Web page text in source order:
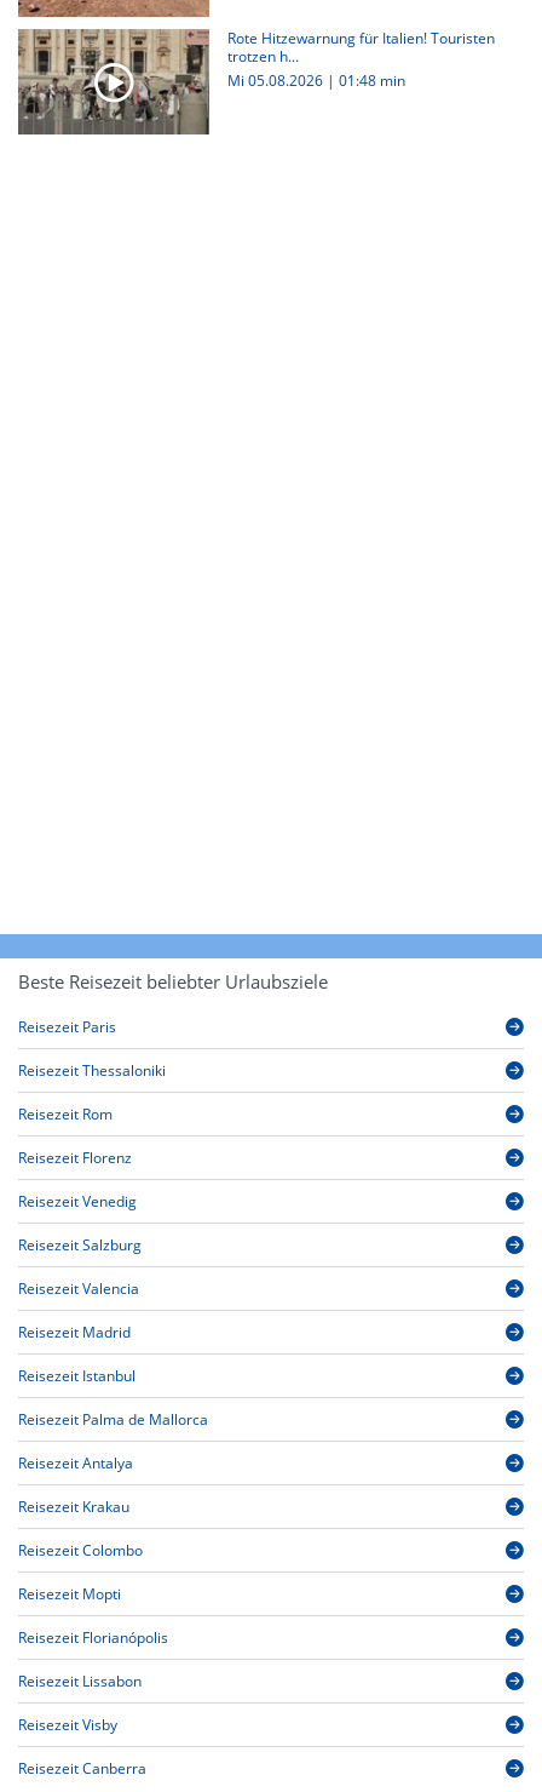
Rote Hitzewarnung für Italien! Touristen
trotzen h...
Mi 05.08.2026 | 01:48 min
Beste Reisezeit beliebter Urlaubsziele
Reisezeit Paris
Reisezeit Thessaloniki
Reisezeit Rom
Reisezeit Florenz
Reisezeit Venedig
Reisezeit Salzburg
Reisezeit Valencia
Reisezeit Madrid
Reisezeit Istanbul
Reisezeit Palma de Mallorca
Reisezeit Antalya
Reisezeit Krakau
Reisezeit Colombo
Reisezeit Mopti
Reisezeit Florianópolis
Reisezeit Lissabon
Reisezeit Visby
Reisezeit Canberra